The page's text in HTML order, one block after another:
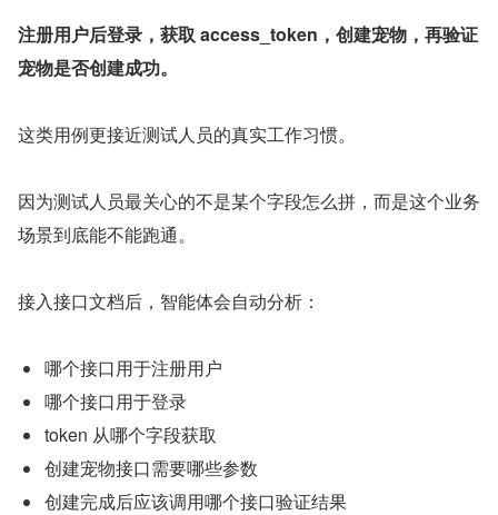
注册用户后登录，获取 access_token，创建宠物，再验证
宠物是否创建成功。
这类用例更接近测试人员的真实工作习惯。
因为测试人员最关心的不是某个字段怎么拼，而是这个业务
场景到底能不能跑通。
接入接口文档后，智能体会自动分析：
哪个接口用于注册用户
哪个接口用于登录
token 从哪个字段获取
创建宠物接口需要哪些参数
创建完成后应该调用哪个接口验证结果